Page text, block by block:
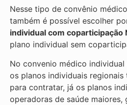
Nesse tipo de convênio
também é possível escolher
individual com coparticipação
plano individual sem
No convenio médico
os planos individuais
para contratar, já os planos
operadoras de saúde maiores,